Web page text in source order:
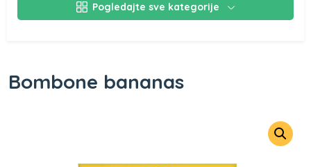
Pogledajte sve kategorije
Bombone bananas